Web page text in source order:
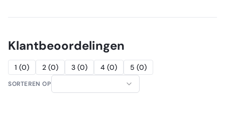
Klantbeoordelingen
1 (0) 2 (0) 3 (0) 4 (0) 5 (0)
SORTEREN OP